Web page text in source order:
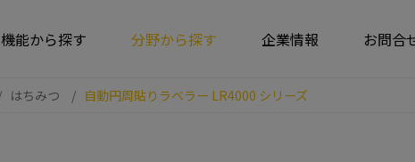
機能から探す 分野から探す 企業情報 お問合
はちみつ 自動円周貼りラベラー LR4000 シリーズ